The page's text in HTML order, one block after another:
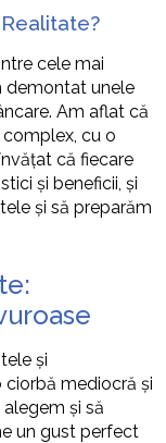
cele mai
demontat unele
Am aflat că
cu o
că fiecare
și beneficii, și
și să preparăm
și
mediocră și
și să
un gust perfect